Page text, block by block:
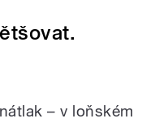
– v loňském